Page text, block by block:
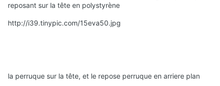
reposant sur la tête en polystyrène
http://i39.tinypic.com/15eva50.jpg
la perruque sur la tête, et le repose perruque en arriere plan